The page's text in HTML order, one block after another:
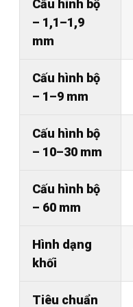
Cấu hình bộ
– 1,1–1,9
mm
Cấu hình bộ
– 1–9 mm
Cấu hình bộ
– 10–30 mm
Cấu hình bộ
– 60 mm
Hình dạng
khối
Tiêu chuẩn